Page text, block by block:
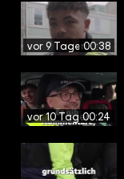
vor 9 Tagen00:38
vor 10 Tagen00:24